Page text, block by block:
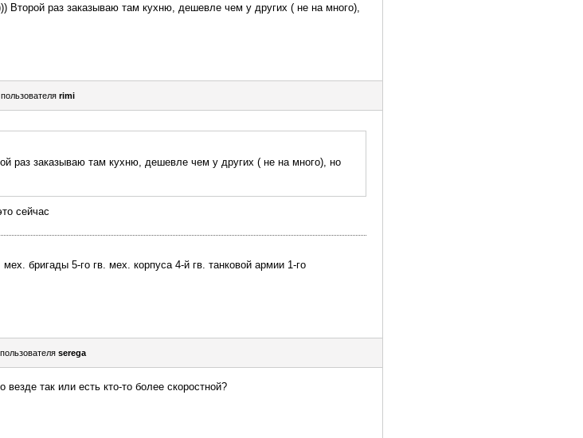
Второй раз заказываю там кухню, дешевле чем у других ( не на много),
пользователя rimi
раз заказываю там кухню, дешевле чем у других ( не на много), но
сейчас
бригады 5-го гв. мех. корпуса 4-й гв. танковой армии 1-го
пользователя serega
так или есть кто-то более скоростной?